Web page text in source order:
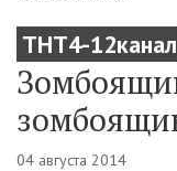
ТНТ4-12канал
04 августа 2014